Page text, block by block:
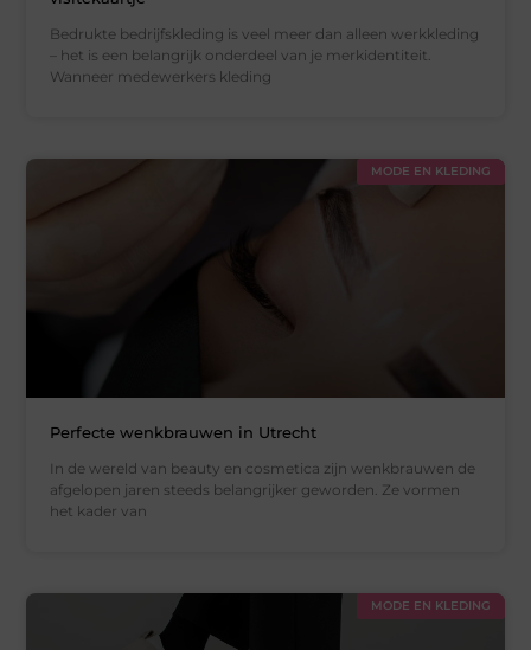
Bedrukte bedrijfskleding is veel meer dan alleen werkkleding
– het is een belangrijk onderdeel van je merkidentiteit.
Wanneer medewerkers kleding
MODE EN KLEDING
Perfecte wenkbrauwen in Utrecht
In de wereld van beauty en cosmetica zijn wenkbrauwen de
afgelopen jaren steeds belangrijker geworden. Ze vormen
het kader van
MODE EN KLEDING